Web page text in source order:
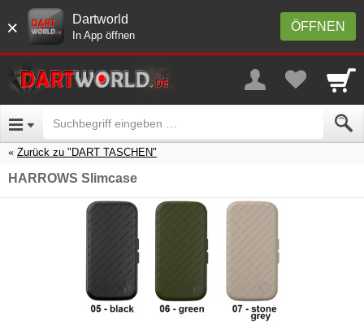
× ÖFFNEN
Dartworld
In App öffnen
Zurück zu "DART TASCHEN"
HARROWS Slimcase